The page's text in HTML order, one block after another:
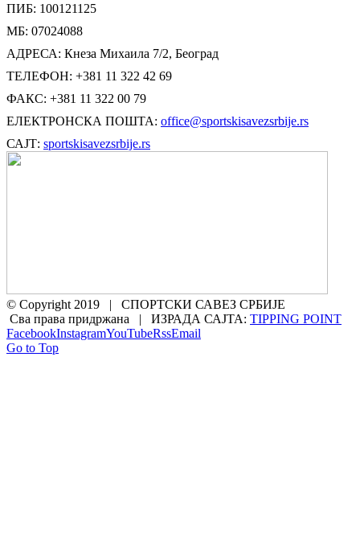
ПИБ: 100121125
МБ: 07024088
АДРЕСА: Кнеза Михаила 7/2, Београд
ТЕЛЕФОН: +381 11 322 42 69
ФАКС: +381 11 322 00 79
ЕЛЕКТРОНСКА ПОШТА: office@sportskisavezsrbije.rs
САЈТ: sportskisavezsrbije.rs
© Copyright 2019 | СПОРТСКИ САВЕЗ СРБИЈЕ
Сва права придржана | ИЗРАДА САЈТА: TIPPING POINT
FacebookInstagramYouTubeRssEmail
Go to Top